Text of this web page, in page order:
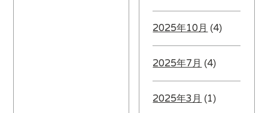
2025年10月 (4)
2025年7月 (4)
2025年3月 (1)